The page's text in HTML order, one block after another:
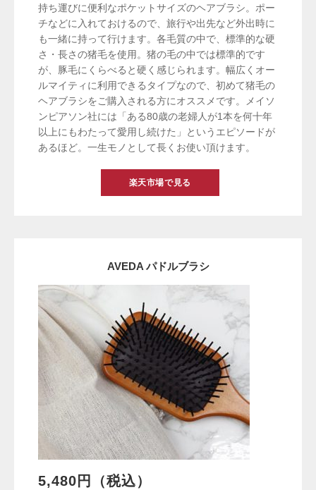
持ち運びに便利なポケットサイズのヘアブラシ。ポー
チなどに入れておけるので、旅行や出先など外出時に
も一緒に持って行けます。各毛質の中で、標準的な硬
さ・長さの猪毛を使用。猪の毛の中では標準的です
が、豚毛にくらべると硬く感じられます。幅広くオー
ルマイティに利用できるタイプなので、初めて猪毛の
ヘアブラシをご購入される方にオススメです。メイソ
ンピアソン社には「ある80歳の老婦人が1本を何十年
以上にもわたって愛用し続けた」というエピソードが
あるほど。一生モノとして長くお使い頂けます。
楽天市場で見る
AVEDA パドルブラシ
5,480円（税込）